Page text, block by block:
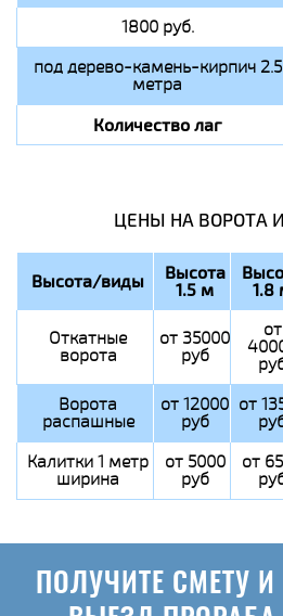
1800 руб.
под дерево-камень-кирпич 2.5
метра
Количество лаг
ЦЕНЫ НА ВОРОТА
Высота/виды Высота
1.5 м 1.8
Откатные
ворота
от 35000
руб
от
Ворота
распашные
от 12000
руб
от
Калитки 1 метр
ширина
от 5000
руб
от
ПОЛУЧИТЕ СМЕТУ